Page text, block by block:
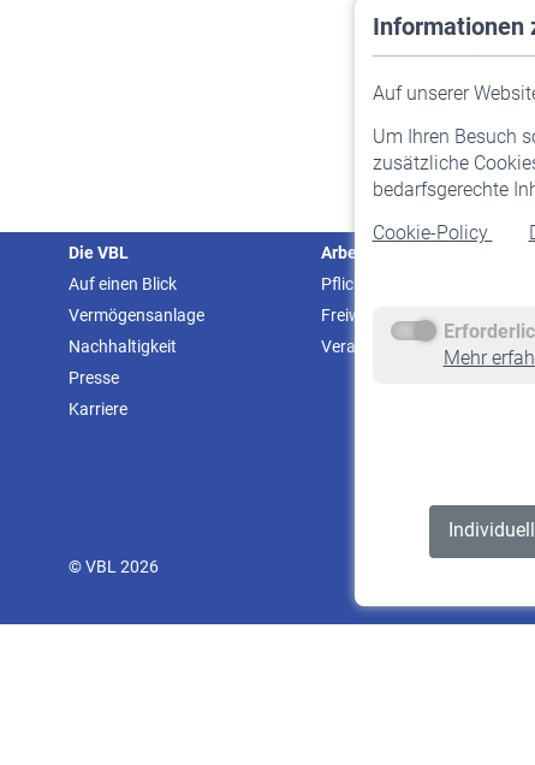
Informationen
Auf unserer
Um Ihren Besuch
zusätzliche
bedarfsgerechte
Cookie-Policy
Mehr
Die VBL
Auf einen Blick
Vermögensanlage
Nachhaltigkeit
Presse
Karriere
Arbeitgeber
Pflichtversicherung
Freiwillige Versicherung
Veranstaltungen
© VBL 2026